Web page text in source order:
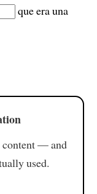
que era una
content — and
used.